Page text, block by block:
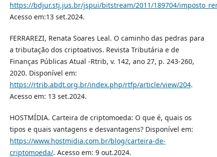
https://bdjur.stj.jus.br/jspui/bitstream/2011/189704/
Acesso em:13 set.2024.
FERRAREZI, Renata Soares Leal. O caminho das pedras para
a tributação dos criptoativos. Revista Tributária e de
Finanças Públicas Atual -Rtrib, v. 142, ano 27, p. 243-260,
2020. Disponível em:
https://rtrib.abdt.org.br/index.php/rtfp/article/view/204.
Acesso em: 13 set.2024.
HOSTMÍDIA. Carteira de criptomoeda: O que é, quais os
tipos e quais vantagens e desvantagens? Disponível em:
https://www.hostmidia.com.br/blog/carteira-de-
criptomoeda/. Acesso em: 9 out.2024.